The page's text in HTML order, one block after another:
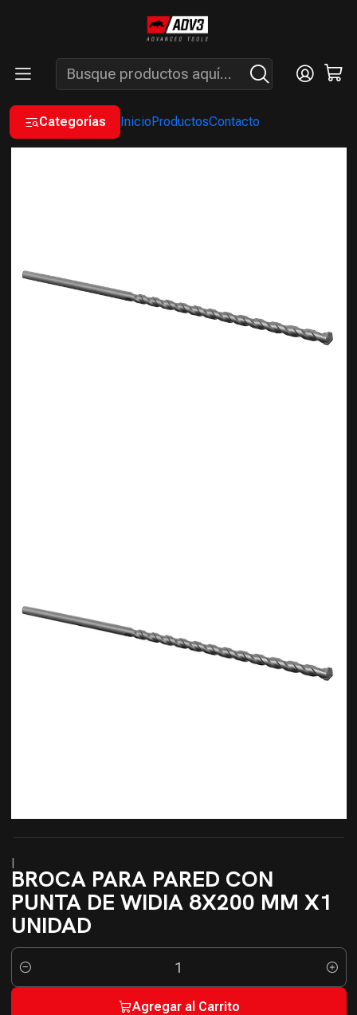
Categorías InicioProductosContacto
ENVÍOS GRATIS A PARTIR DE COMPRAS MAYORES A $200.000 -
ATENCIÓN: LUN. A VIÉ. DE 7 A 16 HS.
Inicio INSUMOS BROCAS
BROCAS DE WIDIA
|
BROCA PARA PARED CON
PUNTA DE WIDIA 8X200 MM X1
UNIDAD
Cantidad
Agregar al Carrito